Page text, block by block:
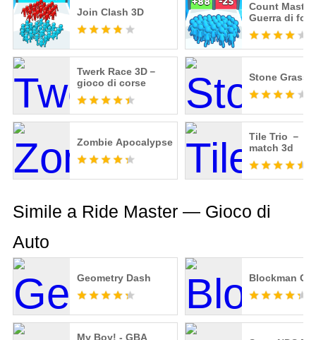
Join Clash 3D
Count
Guerra di
Gioco della
Twerk Race 3D－
gioco di corse
Stone Grass
Zombie Apocalypse
Tile Trio －
match 3d
Simile a Ride Master — Gioco di
Auto
Geometry Dash Blockman Go
My Boy! - GBA